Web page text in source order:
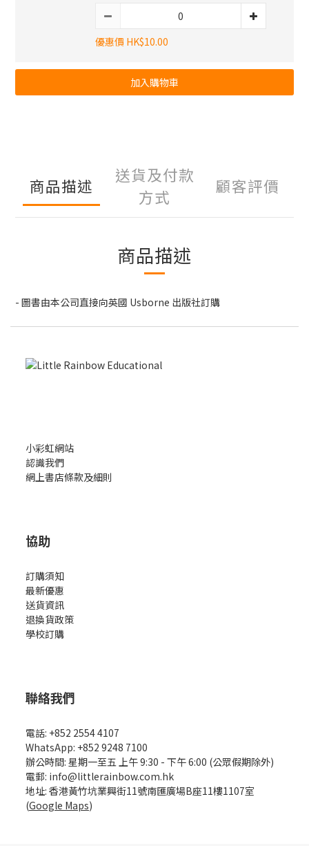
優惠價 HK$10.00
加入購物車
商品描述
送貨及付款
方式
顧客評價
商品描述
- 圖書由本公司直接向英國 Usborne 出版社訂購
小彩虹網站
認識我們
網上書店條款及細則
協助
訂購須知
最新優惠
送貨資訊
退換貨政策
學校訂購
聯絡我們
電話: +852 2554 4107
WhatsApp: +852 9248 7100
辦公時間: 星期一至五 上午 9:30 - 下午 6:00 (公眾假期除外)
電郵: info@littlerainbow.com.hk
地址: 香港黃竹坑業興街11號南匯廣場B座11樓1107室
(Google Maps)